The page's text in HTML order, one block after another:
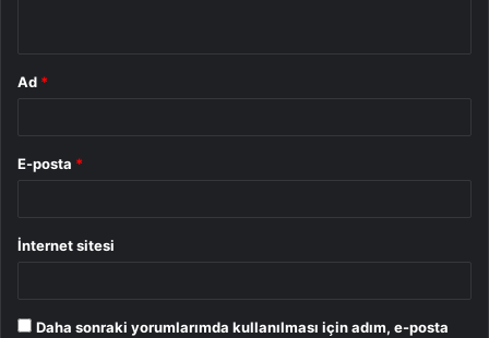
Ad *
E-posta *
İnternet sitesi
Daha sonraki yorumlarımda kullanılması için adım, e-posta